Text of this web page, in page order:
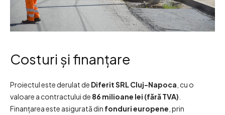
Costuri și finanțare
Proiectul este derulat de Diferit SRL Cluj-Napoca , cu o
valoare a contractului de 86 milioane lei (fără TVA)
Finanțarea este asigurată din fonduri europene , prin